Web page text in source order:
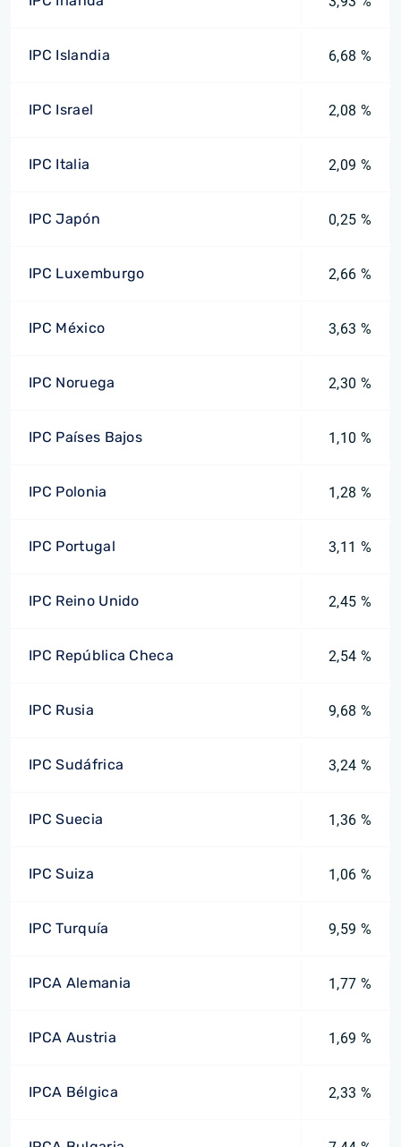
IPC Islandia 6,68 %
IPC Israel 2,08 %
IPC Italia 2,09 %
IPC Japón 0,25 %
IPC Luxemburgo 2,66 %
IPC México 3,63 %
IPC Noruega 2,30 %
IPC Países Bajos 1,10 %
IPC Polonia 1,28 %
IPC Portugal 3,11 %
IPC Reino Unido 2,45 %
IPC República Checa 2,54 %
IPC Rusia 9,68 %
IPC Sudáfrica 3,24 %
IPC Suecia 1,36 %
IPC Suiza 1,06 %
IPC Turquía 9,59 %
IPCA Alemania 1,77 %
IPCA Austria 1,69 %
IPCA Bélgica 2,33 %